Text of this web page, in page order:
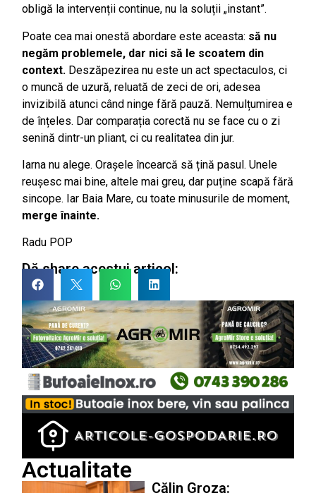
obligă la intervenții continue, nu la soluții „instant”.
Poate cea mai onestă abordare este aceasta: să nu
negăm problemele, dar nici să le scoatem din
context. Deszăpezirea nu este un act spectaculos, ci
o muncă de uzură, reluată de zeci de ori, adesea
invizibilă atunci când ninge fără pauză. Nemulțumirea e
de înțeles. Dar comparația corectă nu se face cu o zi
senină dintr-un pliant, ci cu realitatea din jur.
Iarna nu alege. Orașele încearcă să țină pasul. Unele
reușesc mai bine, altele mai greu, dar puține scapă fără
sincope. Iar Baia Mare, cu toate minusurile de moment,
merge înainte.
Radu POP
Dă share acestui articol:
Actualitate
Călin Groza: